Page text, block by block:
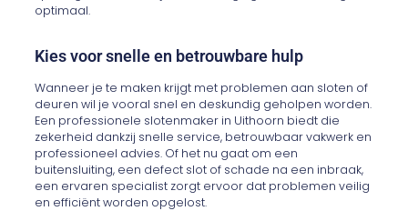
optimaal.
Kies voor snelle en betrouwbare hulp
Wanneer je te maken krijgt met problemen aan sloten of
deuren wil je vooral snel en deskundig geholpen worden.
Een professionele slotenmaker in Uithoorn biedt die
zekerheid dankzij snelle service, betrouwbaar vakwerk en
professioneel advies. Of het nu gaat om een
buitensluiting, een defect slot of schade na een inbraak,
een ervaren specialist zorgt ervoor dat problemen veilig
en efficiënt worden opgelost.